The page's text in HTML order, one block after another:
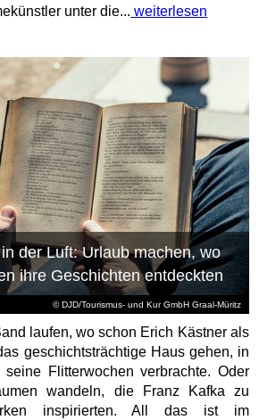
unter die... weiterlesen
© DJD/Tourismus- und Kur GmbH Graal-Müritz
der Luft: Urlaub machen, wo
ihre Geschichten entdeckten
laufen, wo schon Erich Kästner als
geschichtsträchtige Haus gehen, in
Flitterwochen verbrachte. Oder
wandeln, die Franz Kafka zu
inspirierten. All das ist im